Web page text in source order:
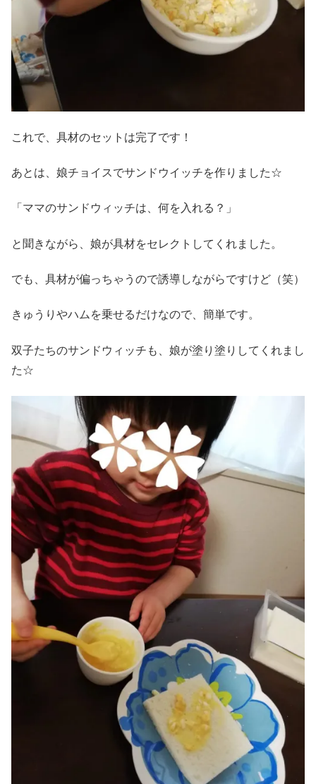
これで、具材のセットは完了です！
あとは、娘チョイスでサンドウイッチを作りました☆
「ママのサンドウィッチは、何を入れる？」
と聞きながら、娘が具材をセレクトしてくれました。
でも、具材が偏っちゃうので誘導しながらですけど（笑）
きゅうりやハムを乗せるだけなので、簡単です。
双子たちのサンドウィッチも、娘が塗り塗りしてくれまし
た☆